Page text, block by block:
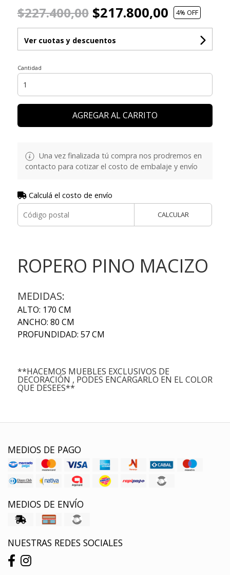
$227.400,00$217.800,00 4% OFF
Ver cuotas y descuentos
Cantidad
AGREGAR AL CARRITO
Una vez finalizada tú compra nos prodremos en
contacto para cotizar el costo de embalaje y envío
Calculá el costo de envío
CALCULAR
ROPERO PINO MACIZO
MEDIDAS:
ALTO: 170 CM
ANCHO: 80 CM
PROFUNDIDAD: 57 CM
**HACEMOS MUEBLES EXCLUSIVOS DE
DECORACIÓN , PODES ENCARGARLO EN EL COLOR
QUE DESEES**
MEDIOS DE PAGO
MEDIOS DE ENVÍO
NUESTRAS REDES SOCIALES